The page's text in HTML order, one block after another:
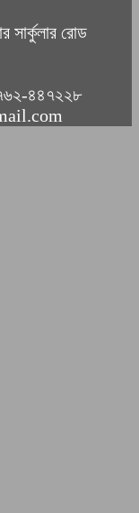
সার্কুলার রোড
৪৪৭২২৮